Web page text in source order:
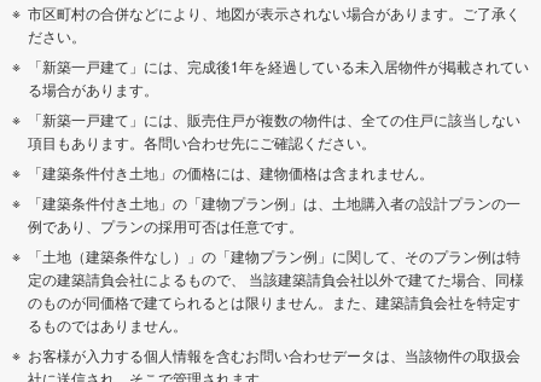
市区町村の合併などにより、地図が表示されない場合があります。ご了承く
ださい。
「新築一戸建て」には、完成後1年を経過している未入居物件が掲載されてい
る場合があります。
「新築一戸建て」には、販売住戸が複数の物件は、全ての住戸に該当しない
項目もあります。各問い合わせ先にご確認ください。
「建築条件付き土地」の価格には、建物価格は含まれません。
「建築条件付き土地」の「建物プラン例」は、土地購入者の設計プランの一
例であり、プランの採用可否は任意です。
「土地（建築条件なし）」の「建物プラン例」に関して、そのプラン例は特
定の建築請負会社によるもので、 当該建築請負会社以外で建てた場合、同様
のものが同価格で建てられるとは限りません。また、建築請負会社を特定す
るものではありません。
お客様が入力する個人情報を含むお問い合わせデータは、当該物件の取扱会
社に送信され、そこで管理されます。